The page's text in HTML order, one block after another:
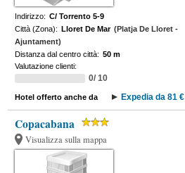
Indirizzo: C/ Torrento 5-9
Città (Zona): Lloret De Mar (Platja De Lloret -
Ajuntament)
Distanza dal centro città: 50 m
Valutazione clienti:
0/ 10
Hotel offerto anche da Expedia da 81 €
Copacabana
Visualizza sulla mappa